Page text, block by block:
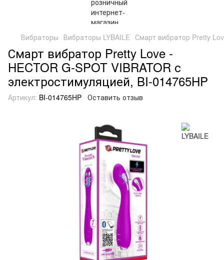
Вибраторы Вибраторы LYBAILE Смарт вибратор Pretty
Смарт вибратор Pretty Love -
HECTOR G-SPOT VIBRATOR с
электростимуляцией, BI-014765HP
Артикул: BI-014765HP Оставить отзыв